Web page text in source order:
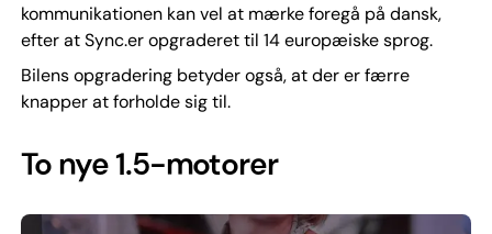
kommunikationen kan vel at mærke foregå på dansk,
efter at Sync.er opgraderet til 14 europæiske sprog.
Bilens opgradering betyder også, at der er færre
knapper at forholde sig til.
To nye 1.5-motorer